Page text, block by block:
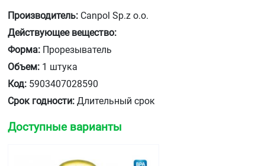
Производитель: Canpol Sp.z o.o.
Действующее вещество:
Форма: Прорезыватель
Объем: 1 штука
Код: 5903407028590
Срок годности: Длительный срок
Доступные варианты